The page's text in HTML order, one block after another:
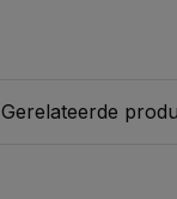
Gerelateerde